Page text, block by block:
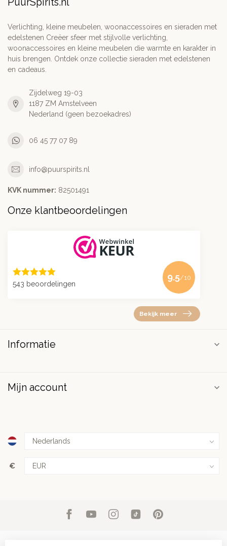
Verlichting, kleine meubelen, woonaccessoires en sieraden met
edelstenen Creëer sfeer met stijlvolle verlichting,
woonaccessoires en kleine meubelen die warmte en karakter in
huis brengen. Ontdek onze collectie sieraden met edelstenen
en cadeaus.
Zijdelweg 19-03
1187 ZM Amstelveen
Nederland (geen bezoekadres)
06 45 77 07 89
info@puurspirits.nl
KVK nummer: 82501491
Onze klantbeoordelingen
543 beoordelingen
9.5/10
Bekijk meer
Informatie
Mijn account
€